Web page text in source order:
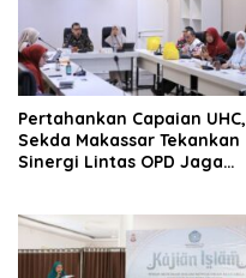
Pertahankan Capaian UHC,
Sekda Makassar Tekankan
Sinergi Lintas OPD Jaga